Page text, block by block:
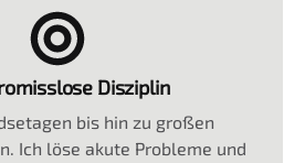
Disziplin
bis hin zu großen
Ich löse akute Probleme und